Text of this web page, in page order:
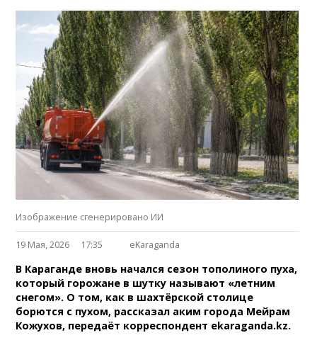
Изображение сгенерировано ИИ
19 Мая, 2026 17:35 eKaraganda
В Караганде вновь начался сезон тополиного пуха,
который горожане в шутку называют «летним
снегом». О том, как в шахтёрской столице
борются с пухом, рассказал аким города Мейрам
Кожухов, передаёт корреспондент ekaraganda.kz.